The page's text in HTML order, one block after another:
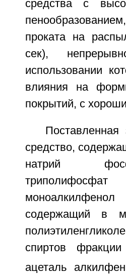
средства с
проката на
сек),
использовании
влияния на
покрытий, с
средство,
натрий
содержащий в
спиртов
ацеталь